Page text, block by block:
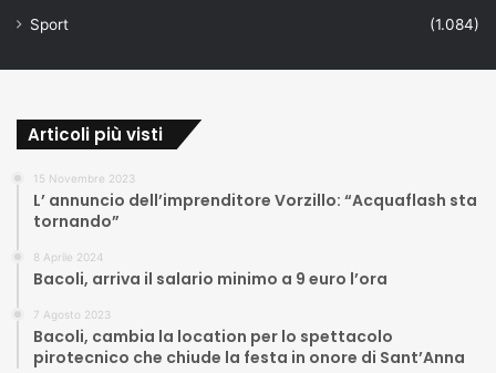
Sport
(1.084)
Articoli più visti
15 Novembre 2023
L’ annuncio dell’imprenditore Vorzillo: “Acquaflash sta
tornando”
8 Aprile 2024
Bacoli, arriva il salario minimo a 9 euro l’ora
7 Agosto 2023
Bacoli, cambia la location per lo spettacolo
pirotecnico che chiude la festa in onore di Sant’Anna